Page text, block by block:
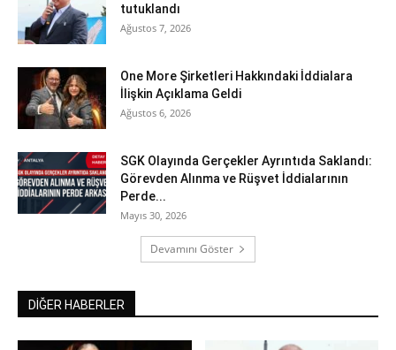
tutuklandı
Ağustos 7, 2026
One More Şirketleri Hakkındaki İddialara
İlişkin Açıklama Geldi
Ağustos 6, 2026
SGK Olayında Gerçekler Ayrıntıda Saklandı:
Görevden Alınma ve Rüşvet İddialarının
Perde...
Mayıs 30, 2026
Devamını Göster
DİĞER HABERLER